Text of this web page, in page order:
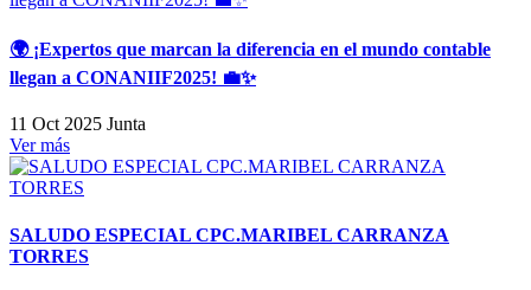
🌍 ¡Expertos que marcan la diferencia en el mundo contable
llegan a CONANIIF2025! 💼✨
11 Oct 2025 Junta
Ver más
SALUDO ESPECIAL CPC.MARIBEL CARRANZA
TORRES